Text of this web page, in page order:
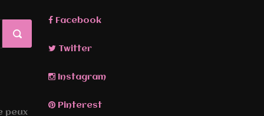
peux
Facebook
Twitter
Instagram
Pinterest